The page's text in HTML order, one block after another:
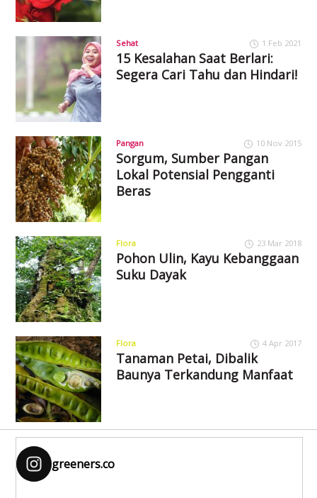
Sehat 1 Feb 2021
15 Kesalahan Saat Berlari:
Segera Cari Tahu dan Hindari!
Pangan 10 Nov 2015
Sorgum, Sumber Pangan
Lokal Potensial Pengganti
Beras
Flora 23 Mar 2018
Pohon Ulin, Kayu Kebanggaan
Suku Dayak
Flora 4 Apr 2017
Tanaman Petai, Dibalik
Baunya Terkandung Manfaat
greeners.co